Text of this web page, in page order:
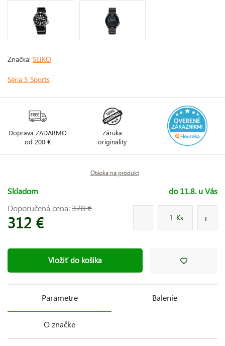
Značka: SEIKO
Séria 5 Sports
Doprava ZADARMO
od 200 €
Záruka
originality
Otázka na produkt
Skladom
do 11.8. u Vás
Doporučená cena:378 €
312 € Ks
Vložiť do košíka
Parametre Balenie
O značke